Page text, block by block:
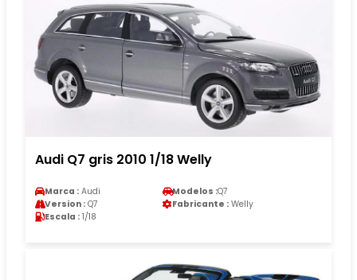
Audi Q7 gris 2010 1/18 Welly
Marca : Audi Modelos :Q7
Version : Q7 Fabricante : Welly
Escala : 1/18